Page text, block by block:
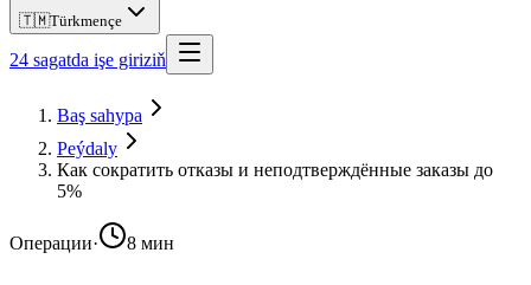
🇹🇲Türkmençe
24 sagatda işe giriziň
Baş sahypa
Peýdaly
Как сократить отказы и неподтверждённые заказы до
5%
Операции· 8 мин